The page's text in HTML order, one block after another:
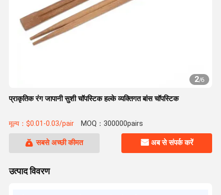
2/6
प्राकृतिक रंग जापानी सुशी चॉपस्टिक हल्के व्यक्तिगत बांस चॉपस्टिक
मूल्य：$0.01-0.03/pair MOQ：300000pairs
सबसे अच्छी कीमत अब से संपर्क करें
उत्पाद विवरण